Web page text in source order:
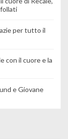
per tutto il
con il cuore e la
e Giovane